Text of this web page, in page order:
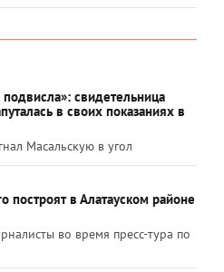
подвисла»: свидетельница
в своих показаниях в
Масальскую в угол
построят в Алатауском районе
во время пресс-тура по